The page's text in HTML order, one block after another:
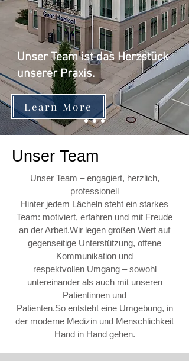
Unser Team ist das Herzstück
unserer Praxis.
Learn More
​Unser Team
Unser Team – engagiert, herzlich,
professionell
Hinter jedem Lächeln steht ein starkes
Team: motiviert, erfahren und mit Freude
an der Arbeit.Wir legen großen Wert auf
gegenseitige Unterstützung, offene
Kommunikation und
respektvollen Umgang – sowohl
untereinander als auch mit unseren
Patientinnen und
Patienten.So entsteht eine Umgebung, in
der moderne Medizin und Menschlichkeit
Hand in Hand gehen.